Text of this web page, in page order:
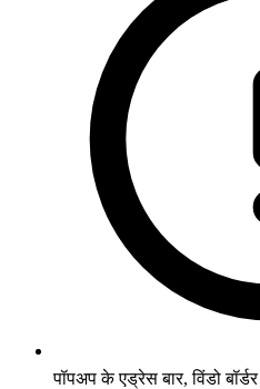
पॉपअप के एड्रेस बार, विंडो